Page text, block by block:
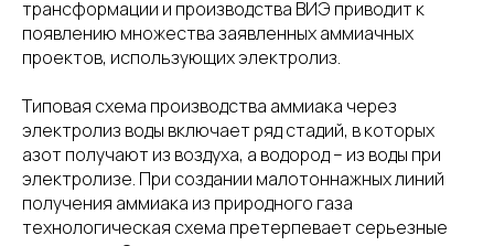
трансформации и производства ВИЭ приводит к
появлению множества заявленных аммиачных
проектов, использующих электролиз.
Типовая схема производства аммиака через
электролиз воды включает ряд стадий, в которых
азот получают из воздуха, а водород – из воды при
электролизе. При создании малотоннажных линий
получения аммиака из природного газа
технологическая схема претерпевает серьезные